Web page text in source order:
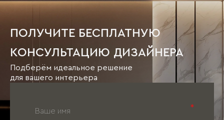
ПОЛУЧИТЕ БЕСПЛАТНУЮ
КОНСУЛЬТАЦИЮ ДИЗАЙНЕРА
Подберём идеальное решение
для вашего интерьера
*